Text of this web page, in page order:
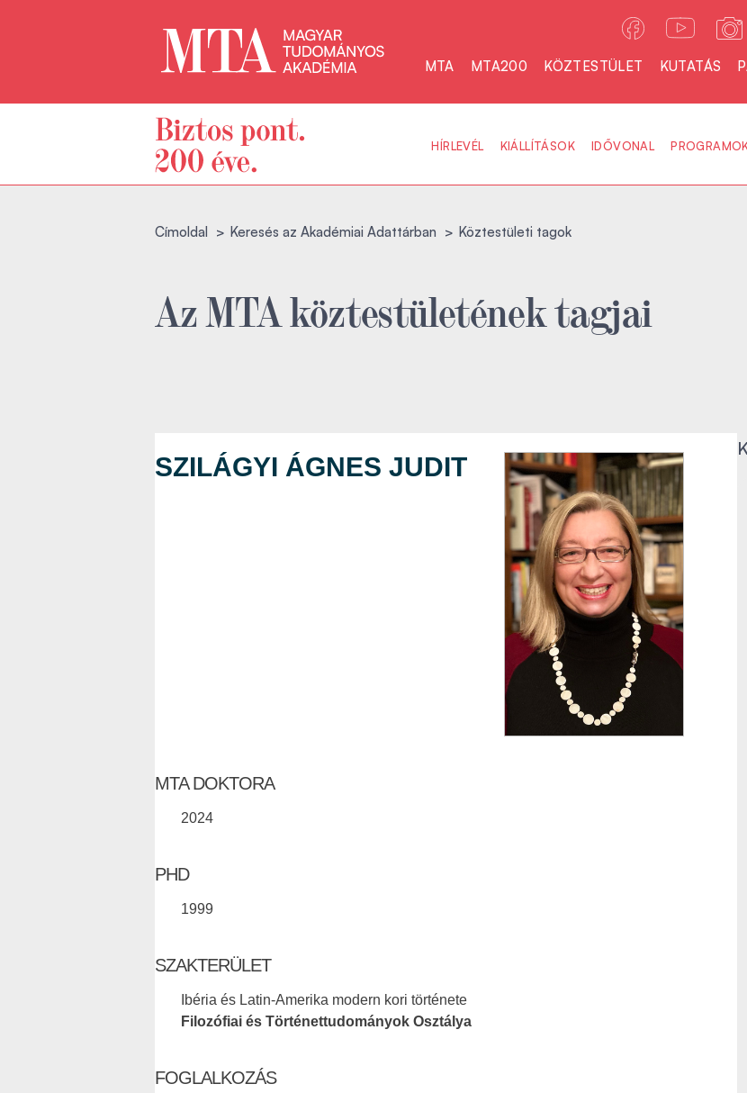
MTA MTA200 KÖZTESTÜLET KUTATÁS
HÍRLEVÉL KIÁLLÍTÁSOK IDŐVONAL
Címoldal Keresés az Akadémiai Adattárban Köztestületi tagok
Az MTA köztestületének tagjai
SZILÁGYI ÁGNES JUDIT
MTA DOKTORA
2024
PHD
1999
SZAKTERÜLET
Ibéria és Latin-Amerika modern kori története
Filozófiai és Történettudományok Osztálya
FOGLALKOZÁS